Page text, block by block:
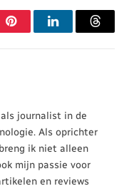
PinterestLinkedIn
journalist in de
Als oprichter
ik niet alleen
mijn passie voor
en reviews